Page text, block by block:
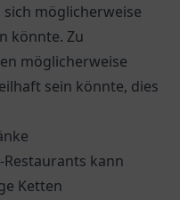
möglicherweise
könnte. Zu
möglicherweise
sein könnte, dies
kann
Ketten